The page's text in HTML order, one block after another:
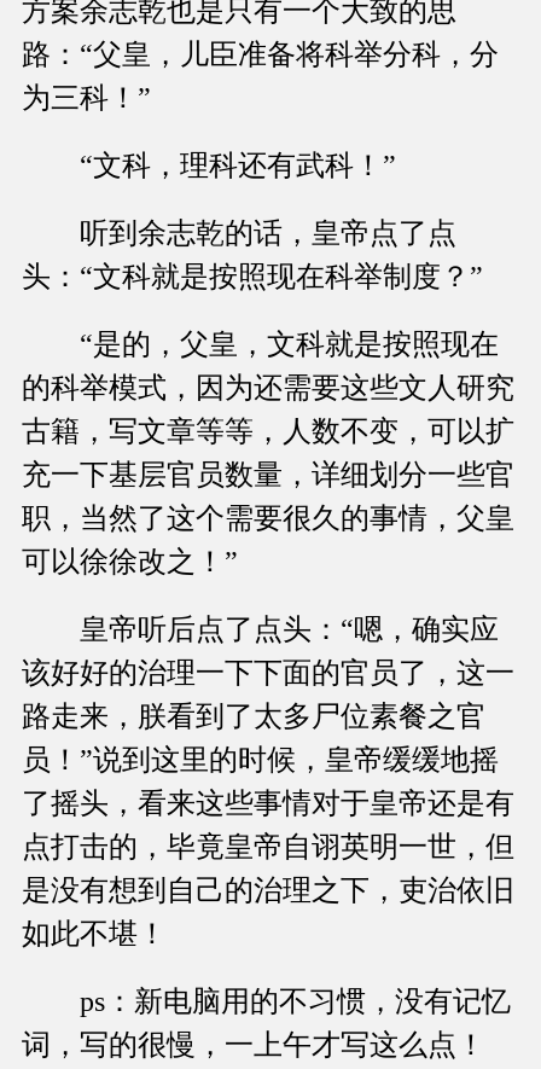
方案余志乾也是只有一个大致的思
路：“父皇，儿臣准备将科举分科，分
为三科！”
“文科，理科还有武科！”
听到余志乾的话，皇帝点了点
头：“文科就是按照现在科举制度？”
“是的，父皇，文科就是按照现在
的科举模式，因为还需要这些文人研究
古籍，写文章等等，人数不变，可以扩
充一下基层官员数量，详细划分一些官
职，当然了这个需要很久的事情，父皇
可以徐徐改之！”
皇帝听后点了点头：“嗯，确实应
该好好的治理一下下面的官员了，这一
路走来，朕看到了太多尸位素餐之官
员！”说到这里的时候，皇帝缓缓地摇
了摇头，看来这些事情对于皇帝还是有
点打击的，毕竟皇帝自诩英明一世，但
是没有想到自己的治理之下，吏治依旧
如此不堪！
ps：新电脑用的不习惯，没有记忆
词，写的很慢，一上午才写这么点！